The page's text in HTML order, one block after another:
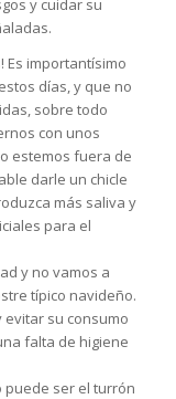
y cuidar su
Es importantísimo
días, y que no
sobre todo
con unos
estemos fuera de
darle un chicle
más saliva y
para el
y no vamos a
típico navideño.
su consumo
falta de higiene
puede ser el turrón